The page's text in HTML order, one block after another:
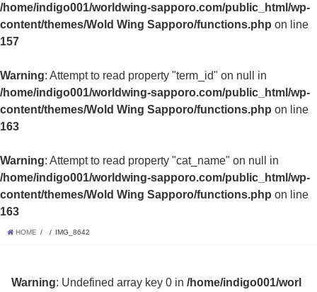
/home/indigo001/worldwing-sapporo.com/public_html/wp-
content/themes/Wold Wing Sapporo/functions.php on line
157
Warning: Attempt to read property "term_id" on null in
/home/indigo001/worldwing-sapporo.com/public_html/wp-
content/themes/Wold Wing Sapporo/functions.php on line
163
Warning: Attempt to read property "cat_name" on null in
/home/indigo001/worldwing-sapporo.com/public_html/wp-
content/themes/Wold Wing Sapporo/functions.php on line
163
HOME IMG_8642
Warning: Undefined array key 0 in/home/indigo001/worl